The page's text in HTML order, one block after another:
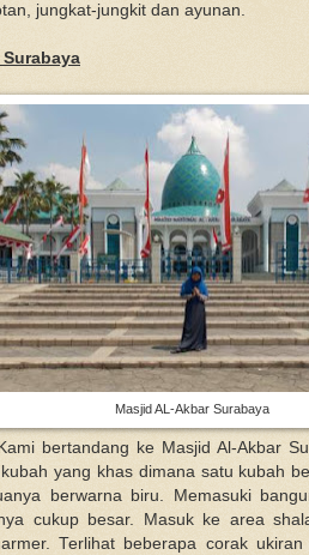
jungkat-jungkit dan ayunan.
Masjid AL-Akbar Surabaya
bertandang ke Masjid Al-Akbar
yang khas dimana satu kubah
berwarna biru. Memasuki
cukup besar. Masuk ke area
Terlihat beberapa corak